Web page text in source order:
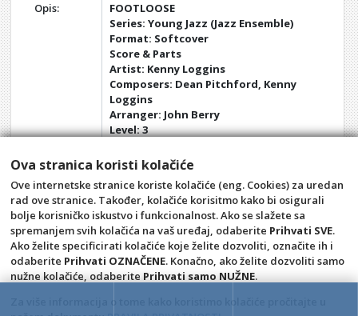
Opis:
FOOTLOOSE
Series: Young Jazz (Jazz Ensemble)
Format: Softcover
Score & Parts
Artist: Kenny Loggins
Composers: Dean Pitchford, Kenny
Loggins
Arranger: John Berry
Level: 3
Here is a solid, full ensemble treatment
of this mega-hit recorded by Kenny
Loggins. Features solos for trumpet and
alto, and a driving rock feel.
Opći uvjeti
Pravila privatnosti
Raskid ugovora – povrat
Prigovor potrošača –
reklamacije
Ova stranica koristi kolačiće
Ove internetske stranice koriste kolačiće (eng. Cookies) za uredan
rad ove stranice. Također, kolačiće korisitmo kako bi osigurali
bolje korisničko iskustvo i funkcionalnost. Ako se slažete sa
spremanjem svih kolačića na vaš uređaj, odaberite Prihvati SVE.
Ako želite specificirati kolačiće koje želite dozvoliti, označite ih i
odaberite Prihvati OZNAČENE. Konačno, ako želite dozvoliti samo
nužne kolačiće, odaberitePrihvati samo NUŽNE.